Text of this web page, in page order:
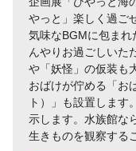
やっと」楽しく過ご
気味なBGMに包ま
んやりお過ごしいた
や「妖怪」の仮装も
おばけが佇める「お
ト）」も設置します
示します。水族館な
生きものを観察する